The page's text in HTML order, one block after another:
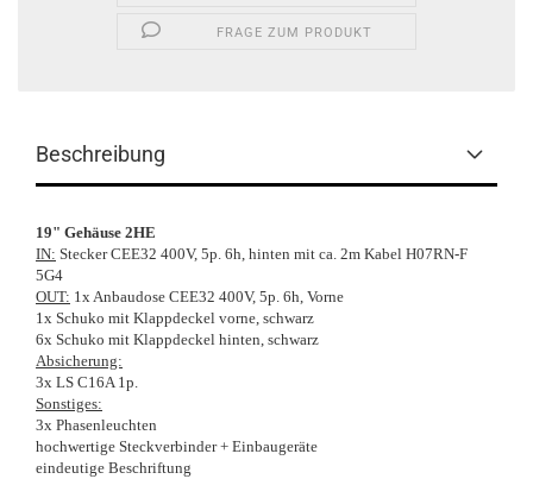
FRAGE ZUM PRODUKT
Beschreibung
19" Gehäuse 2HE
IN: Stecker CEE32 400V, 5p. 6h, hinten mit ca. 2m Kabel H07RN-F
5G4
OUT: 1x Anbaudose CEE32 400V, 5p. 6h, Vorne
1x Schuko mit Klappdeckel vorne, schwarz
6x Schuko mit Klappdeckel hinten, schwarz
Absicherung:
3x LS C16A 1p.
Sonstiges:
3x Phasenleuchten
hochwertige Steckverbinder + Einbaugeräte
eindeutige Beschriftung